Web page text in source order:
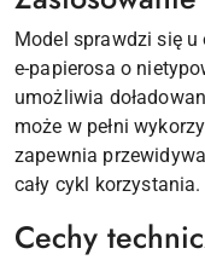
Model sprawdzi się
e-papierosa o
umożliwia
może w pełni
zapewnia
cały cykl korzystania.
Cechy